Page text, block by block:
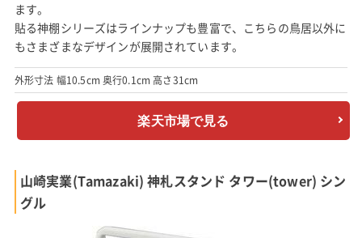
ます。
貼る神棚シリーズはラインナップも豊富で、こちらの鳥居以外に
もさまざまなデザインが展開されています。
外形寸法 幅10.5cm 奥行0.1cm 高さ31cm
楽天市場で見る
山崎実業(Tamazaki) 神札スタンド タワー(tower) シン
グル